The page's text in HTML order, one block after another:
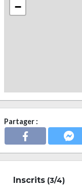
−
Partager :
Inscrits (3/4)